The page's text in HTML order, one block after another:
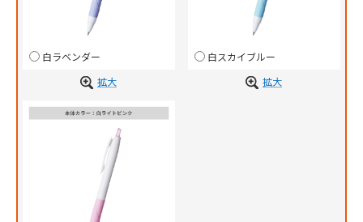
白ラベンダー
拡大
白スカイブルー
拡大